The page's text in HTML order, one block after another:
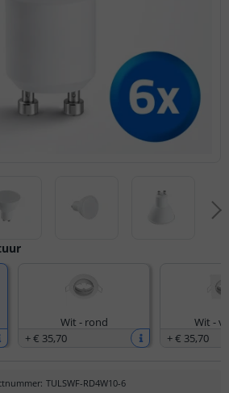
Wit - rond
+€ 35,70
Wit -
+€ 35,70
: TULSWF-RD4W10-6